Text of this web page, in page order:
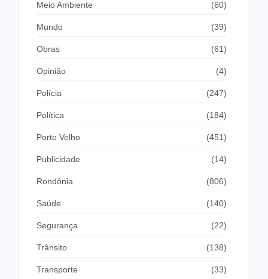
Meio Ambiente (60)
Mundo (39)
Obras (61)
Opinião (4)
Polícia (247)
Política (184)
Porto Velho (451)
Publicidade (14)
Rondônia (806)
Saúde (140)
Segurança (22)
Trânsito (138)
Transporte (33)